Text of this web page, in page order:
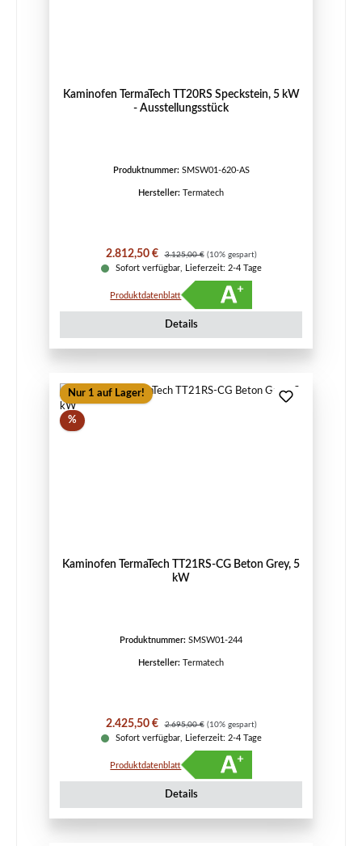
Kaminofen TermaTech TT20RS Speckstein, 5 kW
- Ausstellungsstück
Produktnummer: SMSW01-620-AS
Hersteller: Termatech
Verkaufspreis:
2.812,50 € Regulärer Preis:
3.125,00 € (10% gespart)
Sofort verfügbar, Lieferzeit: 2-4 Tage
Produktdatenblatt
Details
Nur 1 auf Lager!
%Rabatt
Kaminofen TermaTech TT21RS-CG Beton Grey, 5
kW
Produktnummer: SMSW01-244
Hersteller: Termatech
Verkaufspreis:
2.425,50 € Regulärer Preis:
2.695,00 € (10% gespart)
Sofort verfügbar, Lieferzeit: 2-4 Tage
Produktdatenblatt
Details